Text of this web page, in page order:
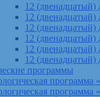
12 (двенадцатый)
12
12 (двенадцатый)
12 (двенадцатый)
12 (двенадцатый)
12 (двенадцатый)
программы
программа
программа